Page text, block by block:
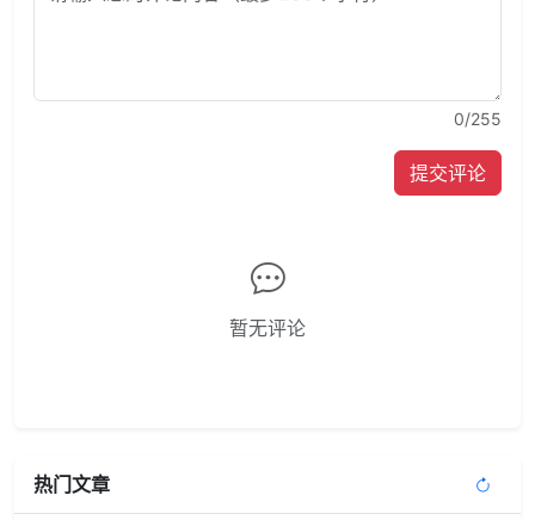
0/255
提交评论
暂无评论
热门文章